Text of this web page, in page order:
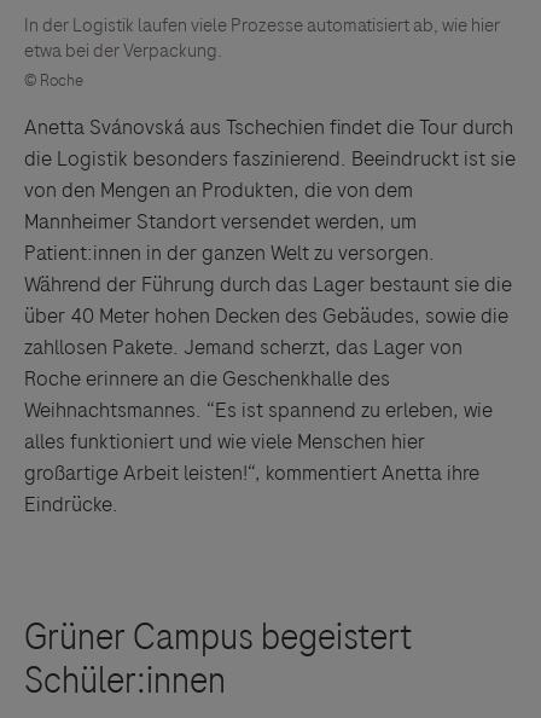
In der Logistik laufen viele Prozesse automatisiert ab, wie hier
etwa bei der Verpackung.
© Roche
Anetta Svánovská aus Tschechien findet die Tour durch
die Logistik besonders faszinierend. Beeindruckt ist sie
von den Mengen an Produkten, die von dem
Mannheimer Standort versendet werden, um
Patient:innen in der ganzen Welt zu versorgen.
Während der Führung durch das Lager bestaunt sie die
über 40 Meter hohen Decken des Gebäudes, sowie die
zahllosen Pakete. Jemand scherzt, das Lager von
Roche erinnere an die Geschenkhalle des
Weihnachtsmannes. “Es ist spannend zu erleben, wie
alles funktioniert und wie viele Menschen hier
großartige Arbeit leisten!“, kommentiert Anetta ihre
Eindrücke.